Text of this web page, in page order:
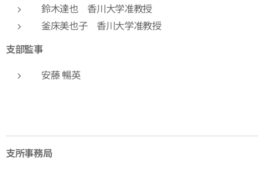
鈴木達也 香川大学准教授
釜床美也子 香川大学准教授
支部監事
安藤 暢英
支所事務局